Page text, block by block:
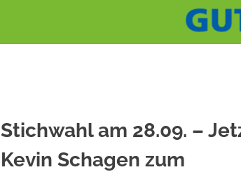
Stichwahl am 28.09. –
Kevin Schagen zum